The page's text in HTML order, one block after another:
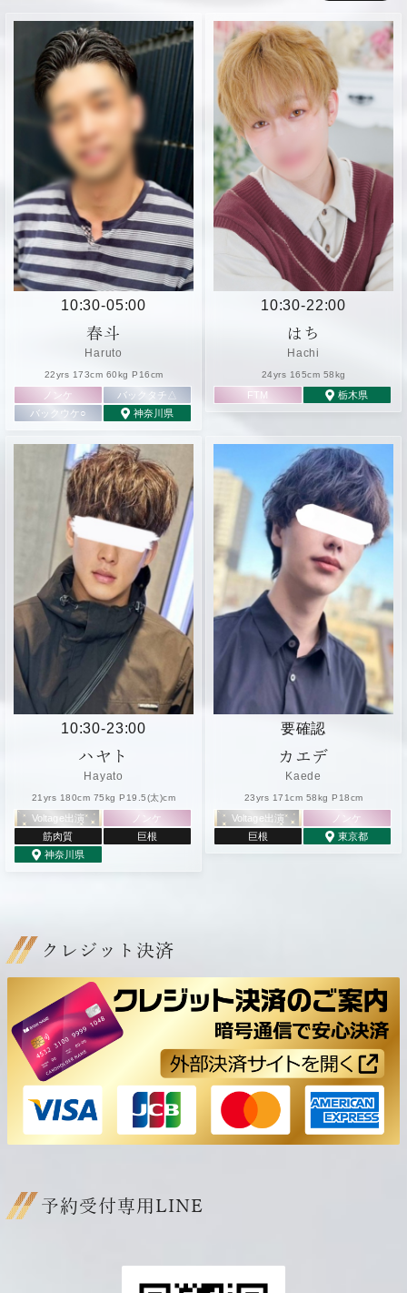
るい性格のボーイさんです。
10:30-05:00
春斗
Haruto
22yrs 173cm 60kg P16cm
ノンケ
バックタチ△
バックウケ○
神奈川県
10:30-22:00
はち
Hachi
24yrs 165cm 58kg
FTM 栃木県
10:30-23:00
ハヤト
Hayato
21yrs 180cm 75kg P19.5(太)cm
Voltage出演
ノンケ
筋肉質
巨根
神奈川県
要確認
カエデ
Kaede
23yrs 171cm 58kg P18cm
Voltage出演
ノンケ
巨根
東京都
クレジット決済
予約受付専用LINE